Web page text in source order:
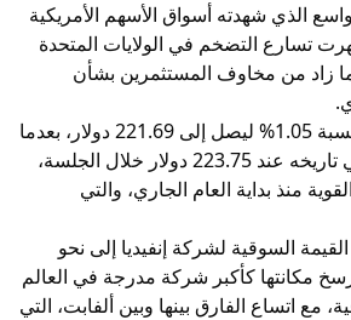
الذي شهدته أسواق الأسهم الأمريكية
تسارع التضخم في الولايات المتحدة
زاد من مخاوف المستثمرين بشأن
وارتفع سهم الشركة بنسبة 1.05% ليصل إلى 221.69 دولار، بعدما
سجل أعلى مستوى في تاريخه عند 223.75 دولار خلال الجلسة،
منذ بداية العام الجاري، والتي
السوقية لشركة إنفيديا إلى نحو
لتُرسخ مكانتها كأكبر شركة مدرجة في العالم
مع اتساع الفارق بينها وبين ألفابت، التي